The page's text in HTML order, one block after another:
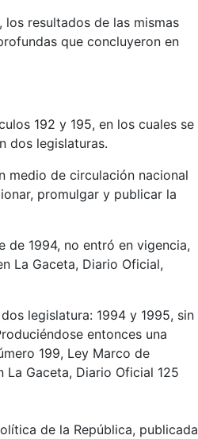
resultados de las mismas
que concluyeron en
192 y 195, en los cuales se
dos legislaturas.
medio de circulación nacional
promulgar y publicar la
de 1994, no entró en vigencia,
La Gaceta, Diario Oficial,
legislatura: 1994 y 1995, sin
entonces una
199, Ley Marco de
La Gaceta, Diario Oficial 125
de la República, publicada